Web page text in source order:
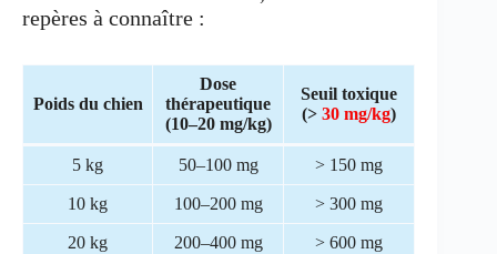
repères à connaître :
Poids du chien
Dose
thérapeutique
(10–20 mg/kg)
Seuil toxique
(> 30 mg/kg)
5 kg 50–100 mg > 150 mg
10 kg 100–200 mg > 300 mg
20 kg 200–400 mg > 600 mg